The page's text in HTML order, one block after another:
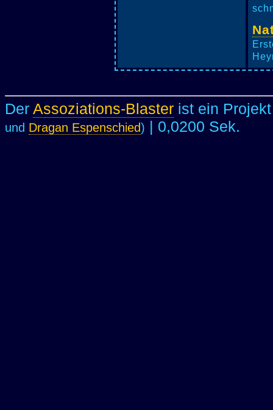
Der Assoziations-Blaster ist ein
und Dragan Espenschied) | 0,0200 Sek.